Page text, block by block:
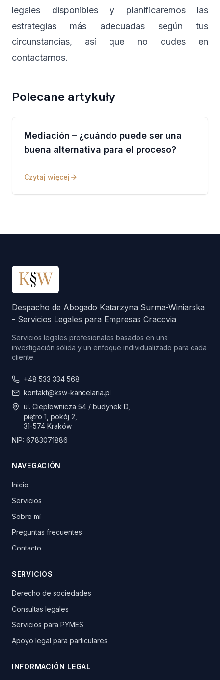
legales disponibles y planificaremos las
estrategias más adecuadas según tus
circunstancias, así que no dudes en
contactarnos.
Polecane artykuły
Mediación – ¿cuándo puede ser una
buena alternativa para el proceso?
Czytaj więcej
Despacho de Abogado Katarzyna Surma-Winiarska
- Servicios Legales para Empresas Cracovia
Servicios legales profesionales basados en una
investigación sólida y un enfoque individualizado para cada
cliente.
+48 533 334 568
kontakt@ksw-kancelaria.pl
ul. Ciepłownicza 54 / budynek D,
piętro 1, pokój 2,
31-574 Kraków
NIP: 6783071886
NAVEGACIÓN
Inicio
Servicios
Sobre mí
Preguntas frecuentes
Contacto
SERVICIOS
Derecho de sociedades
Consultas legales
Servicios para PYMES
Apoyo legal para particulares
INFORMACIÓN LEGAL